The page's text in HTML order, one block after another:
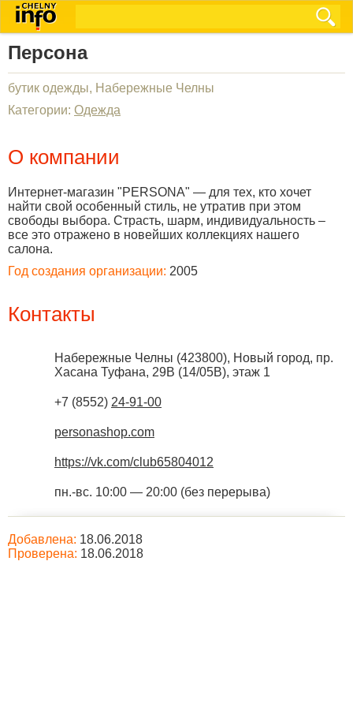
Персона
бутик одежды, Набережные Челны
Категории: Одежда
О компании
Интернет-магазин "PERSONA" — для тех, кто хочет
найти свой особенный стиль, не утратив при этом
свободы выбора. Страсть, шарм, индивидуальность –
все это отражено в новейших коллекциях нашего
салона.
Год создания организации: 2005
Контакты
Набережные Челны (423800), Новый город, пр.
Хасана Туфана, 29В (14/05В), этаж 1
+7 (8552) 24-91-00
personashop.com
https://vk.com/club65804012
пн.-вс. 10:00 — 20:00 (без перерыва)
Добавлена: 18.06.2018
Проверена: 18.06.2018